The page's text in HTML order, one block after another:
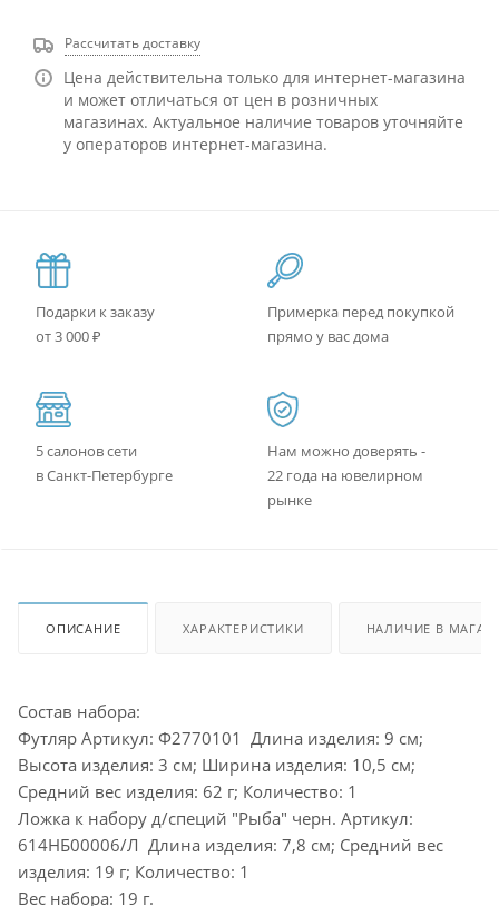
Рассчитать доставку
Цена действительна только для интернет-магазина
и может отличаться от цен в розничных
магазинах. Актуальное наличие товаров уточняйте
у операторов интернет-магазина.
Подарки к заказу
от 3 000 ₽
Примерка перед покупкой
прямо у вас дома
5 салонов сети
в Санкт-Петербурге
Нам можно доверять -
22 года на ювелирном
рынке
ОПИСАНИЕ ХАРАКТЕРИСТИКИ НАЛИЧИЕ В
Состав набора:
Футляр Артикул: Ф2770101 Длина изделия: 9 см;
Высота изделия: 3 см; Ширина изделия: 10,5 см;
Средний вес изделия: 62 г; Количество: 1
Ложка к набору д/специй "Рыба" черн. Артикул:
614НБ00006/Л Длина изделия: 7,8 см; Средний вес
изделия: 19 г; Количество: 1
Вес набора: 19 г.